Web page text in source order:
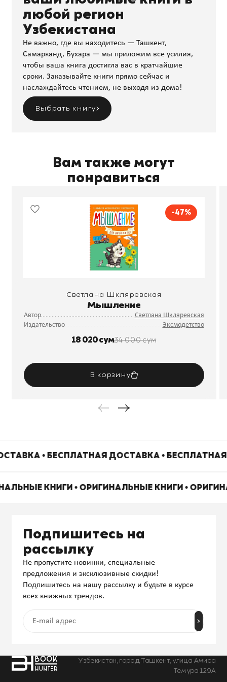
любой регион
Узбекистана
Не важно, где вы находитесь — Ташкент,
Самарканд, Бухара — мы приложим все усилия,
чтобы ваша книга достигла вас в кратчайшие
сроки. Заказывайте книги прямо сейчас и
наслаждайтесь чтением, не выходя из дома!
Выбрать книгу
Вам также могут
понравиться
-47%
Светлана Шкляревская
Мышление
Автор
Светлана Шкляревская
Издательство
Эксмодетство
18 020 сум34 000 сум
В корзину
• БЕСПЛАТНАЯ ДОСТАВКА •
КНИГИ • ОРИГИНАЛЬНЫЕ КНИГИ •
Узбекистан, город Ташкент, улица Амира
Темура 129А
Подпишитесь на
рассылку
Не пропустите новинки, специальные
предложения и эксклюзивные скидки!
Подпишитесь на нашу рассылку и будьте в курсе
всех книжных трендов.